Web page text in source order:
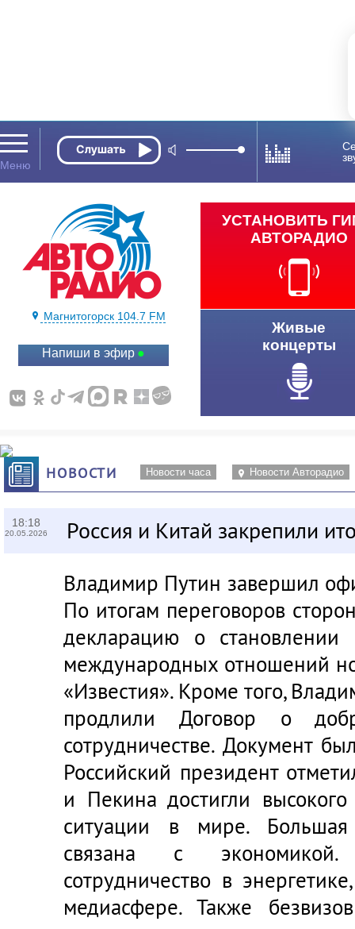
Магнитогорск 104.7 FM
Напиши в эфир
УСТАНОВИТЬ
АВТОРАДИО
Живые
концерты
НОВОСТИ Новости часа Новости Авторадио
18:18
20.05.2026 Россия и Китай закрепили
Владимир Путин завершил
По итогам переговоров
декларацию о
международных отношений
«Известия». Кроме того,
продлили Договор о
сотрудничестве. Документ
Российский президент
и Пекина достигли
ситуации в мире. Большая
связана с
сотрудничество в
медиасфере. Также